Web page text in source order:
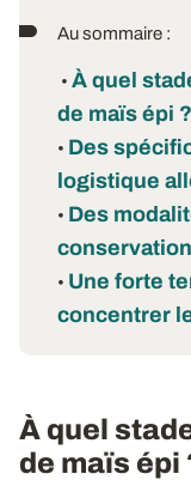
Au sommaire :
• À quel
de maïs épi ?
• Des
logistique
• Des
• Une forte
concentrer
À quel
de maïs épi